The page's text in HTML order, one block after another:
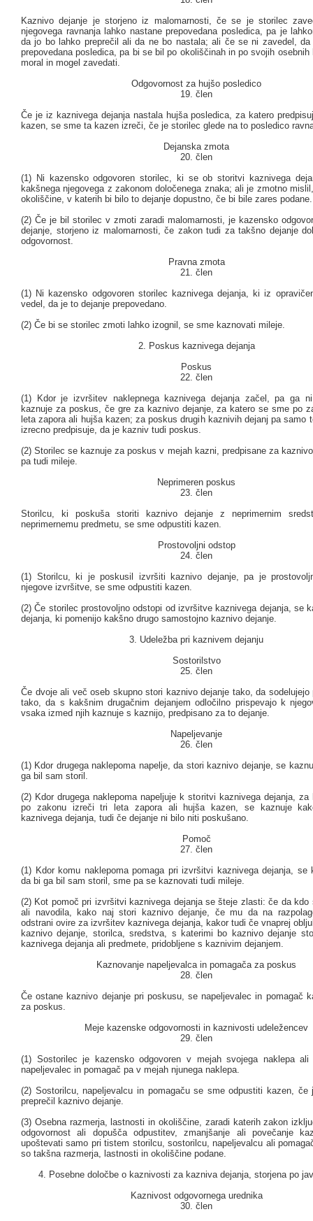
Kaznivo dejanje je storjeno iz malomarnosti, če se je storilec
njegovega ravnanja lahko nastane prepovedana posledica, pa je
da jo bo lahko preprečil ali da ne bo nastala; ali če se ni zavedel, da
prepovedana posledica, pa bi se bil po okoliščinah in po svojih osebnih
moral in mogel zavedati.
Odgovornost za hujšo posledico
19. člen
Če je iz kaznivega dejanja nastala hujša posledica, za katero
kazen, se sme ta kazen izreči, če je storilec glede na to posledico
Dejanska zmota
20. člen
(1) Ni kazensko odgovoren storilec, ki se ob storitvi kaznivega
kakšnega njegovega z zakonom določenega znaka; ali je zmotno
okoliščine, v katerih bi bilo to dejanje dopustno, če bi bile zares podane.
(2) Če je bil storilec v zmoti zaradi malomarnosti, je kazensko
dejanje, storjeno iz malomarnosti, če zakon tudi za takšno dejanje
odgovornost.
Pravna zmota
21. člen
(1) Ni kazensko odgovoren storilec kaznivega dejanja, ki iz
vedel, da je to dejanje prepovedano.
(2) Če bi se storilec zmoti lahko izognil, se sme kaznovati mileje.
2. Poskus kaznivega dejanja
Poskus
22. člen
(1) Kdor je izvršitev naklepnega kaznivega dejanja začel, pa ga
kaznuje za poskus, če gre za kaznivo dejanje, za katero se sme po
leta zapora ali hujša kazen; za poskus drugih kaznivih dejanj pa samo
izrecno predpisuje, da je kazniv tudi poskus.
(2) Storilec se kaznuje za poskus v mejah kazni, predpisane za
pa tudi mileje.
Neprimeren poskus
23. člen
Storilcu, ki poskuša storiti kaznivo dejanje z neprimernim
neprimernemu predmetu, se sme odpustiti kazen.
Prostovoljni odstop
24. člen
(1) Storilcu, ki je poskusil izvršiti kaznivo dejanje, pa je
njegove izvršitve, se sme odpustiti kazen.
(2) Če storilec prostovoljno odstopi od izvršitve kaznivega dejanja, se
dejanja, ki pomenijo kakšno drugo samostojno kaznivo dejanje.
3. Udeležba pri kaznivem dejanju
Sostorilstvo
25. člen
Če dvoje ali več oseb skupno stori kaznivo dejanje tako, da
tako, da s kakšnim drugačnim dejanjem odločilno prispevajo k
vsaka izmed njih kaznuje s kaznijo, predpisano za to dejanje.
Napeljevanje
26. člen
(1) Kdor drugega naklepoma napelje, da stori kaznivo dejanje, se
ga bil sam storil.
(2) Kdor drugega naklepoma napeljuje k storitvi kaznivega dejanja,
po zakonu izreči tri leta zapora ali hujša kazen, se kaznuje
kaznivega dejanja, tudi če dejanje ni bilo niti poskušano.
Pomoč
27. člen
(1) Kdor komu naklepoma pomaga pri izvršitvi kaznivega dejanja, se
da bi ga bil sam storil, sme pa se kaznovati tudi mileje.
(2) Kot pomoč pri izvršitvi kaznivega dejanja se šteje zlasti: če da kdo
ali navodila, kako naj stori kaznivo dejanje, če mu da na
odstrani ovire za izvršitev kaznivega dejanja, kakor tudi če vnaprej
kaznivo dejanje, storilca, sredstva, s katerimi bo kaznivo dejanje
kaznivega dejanja ali predmete, pridobljene s kaznivim dejanjem.
Kaznovanje napeljevalca in pomagača za poskus
28. člen
Če ostane kaznivo dejanje pri poskusu, se napeljevalec in pomagač
za poskus.
Meje kazenske odgovornosti in kaznivosti udeležencev
29. člen
(1) Sostorilec je kazensko odgovoren v mejah svojega naklepa ali
napeljevalec in pomagač pa v mejah njunega naklepa.
(2) Sostorilcu, napeljevalcu in pomagaču se sme odpustiti kazen, če
preprečil kaznivo dejanje.
(3) Osebna razmerja, lastnosti in okoliščine, zaradi katerih zakon
odgovornost ali dopušča odpustitev, zmanjšanje ali povečanje
upoštevati samo pri tistem storilcu, sostorilcu, napeljevalcu ali
so takšna razmerja, lastnosti in okoliščine podane.
4. Posebne določbe o kaznivosti za kazniva dejanja, storjena po
Kaznivost odgovornega urednika
30. člen